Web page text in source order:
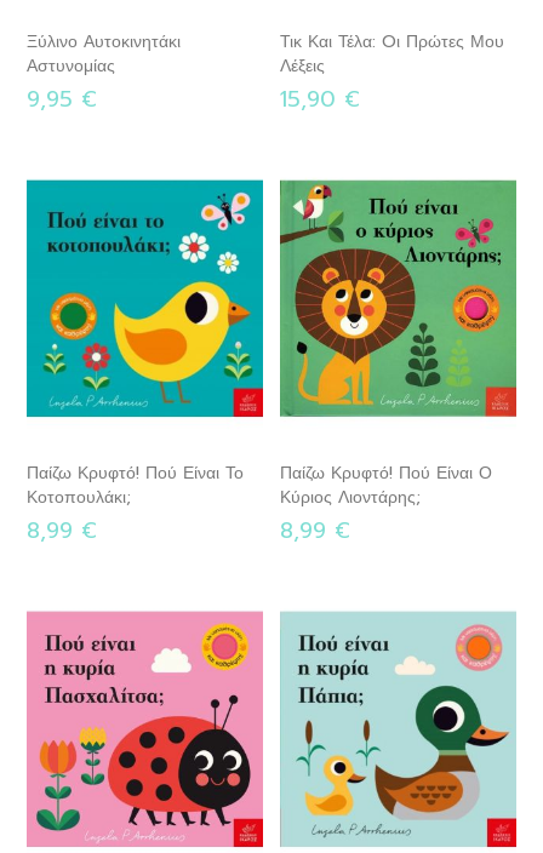
Ξύλινο Αυτοκινητάκι
Αστυνομίας
9,95 €
Τικ Και Τέλα: Oι Πρώτες Μου
Λέξεις
15,90 €
Παίζω Κρυφτό! Πού Είναι Το
Κοτοπουλάκι;
8,99 €
Παίζω Κρυφτό! Πού Είναι Ο
Κύριος Λιοντάρης;
8,99 €